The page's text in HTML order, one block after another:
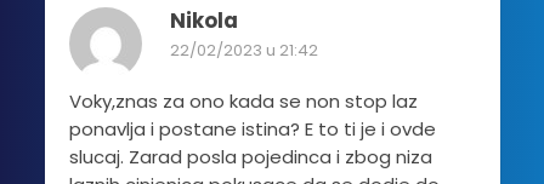
Nikola
22/02/2023 u 21:42
Voky,znas za ono kada se non stop laz
ponavlja i postane istina? E to ti je i ovde
slucaj. Zarad posla pojedinca i zbog niza